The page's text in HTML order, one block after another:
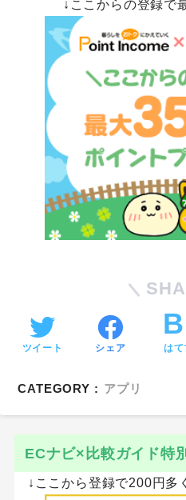
↓ここからの登録で
ツイート シェア はて
CATEGORY : アプリ
ECナビ×比較ガイド特
↓ここから登録で200円多